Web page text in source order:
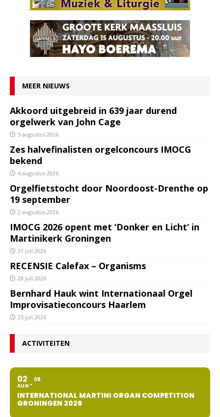
MEER NIEUWS
Akkoord uitgebreid in 639 jaar durend
orgelwerk van John Cage
5 augustus 2026
Zes halvefinalisten orgelconcours IMOCG
bekend
4 augustus 2026
Orgelfietstocht door Noordoost-Drenthe op
19 september
2 augustus 2026
IMOCG 2026 opent met ‘Donker en Licht’ in
Martinikerk Groningen
31 juli 2026
RECENSIE Calefax – Organisms
28 juli 2026
Bernhard Hauk wint Internationaal Orgel
Improvisatieconcours Haarlem
25 juli 2026
ACTIVITEITEN
02
AUG
08
INTERNATIONAL MARTINI ORGAN COMPETITION
GRONINGEN 2026